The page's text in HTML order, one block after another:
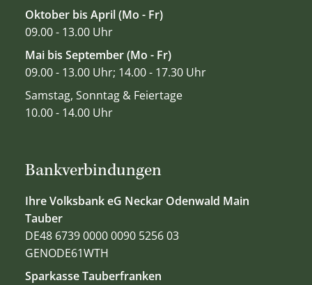
Bankverbindungen
Ihre Volksbank eG Neckar Odenwald Main
Tauber
DE48 6739 0000 0090 5256 03
GENODE61WTH
Sparkasse Tauberfranken
Oktober bis April (Mo - Fr)
09.00 - 13.00 Uhr
Mai bis September (Mo - Fr)
09.00 - 13.00 Uhr; 14.00 - 17.30 Uhr
Samstag, Sonntag & Feiertage
10.00 - 14.00 Uhr